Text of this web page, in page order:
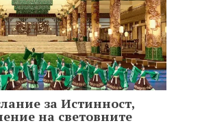
за Истинност,
на световните